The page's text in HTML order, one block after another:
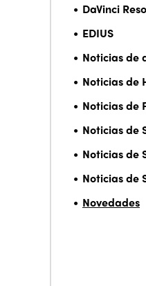
DaVinci
EDIUS
Noticias de
Noticias de
Noticias de
Noticias de
Noticias de
Noticias de
Novedades